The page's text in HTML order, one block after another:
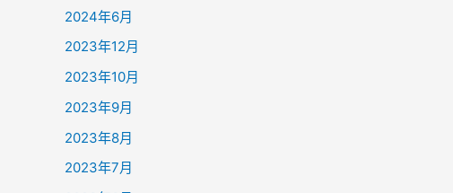
2024年6月
2023年12月
2023年10月
2023年9月
2023年8月
2023年7月